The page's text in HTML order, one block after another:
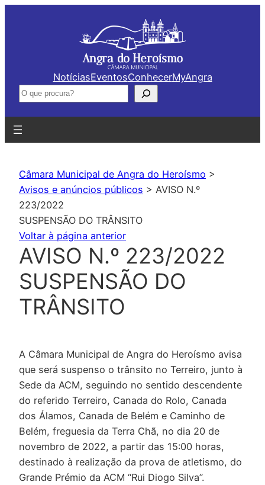
NotíciasEventosConhecerMyAngra
Pesquisar
Câmara Municipal de Angra do Heroísmo >
Avisos e anúncios públicos > AVISO N.º
223/2022
SUSPENSÃO DO TRÂNSITO
Voltar à página anterior
AVISO N.º 223/2022
SUSPENSÃO DO
TRÂNSITO
A Câmara Municipal de Angra do Heroísmo avisa
que será suspenso o trânsito no Terreiro, junto à
Sede da ACM, seguindo no sentido descendente
do referido Terreiro, Canada do Rolo, Canada
dos Álamos, Canada de Belém e Caminho de
Belém, freguesia da Terra Chã, no dia 20 de
novembro de 2022, a partir das 15:00 horas,
destinado à realização da prova de atletismo, do
Grande Prémio da ACM “Rui Diogo Silva”.